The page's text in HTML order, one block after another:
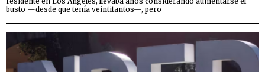
busto —desde que tenía veintitantos—, pero